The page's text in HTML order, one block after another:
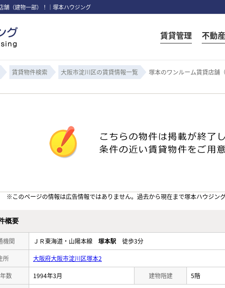
舗（建物一部）！｜塚本ハウジング
賃貸管理 不動
賃貸物件検索 大阪市淀川区の賃貸情報一覧 塚本のワンルーム賃貸店舗
※このページの情報は広告情報ではありません。過去から現在まで塚本ハウジン
概要
機関 ＪＲ東海道・山陽本線 塚本駅 徒歩3分
所 大阪府大阪市淀川区塚本2
数 1994年3月 建物階建 5階